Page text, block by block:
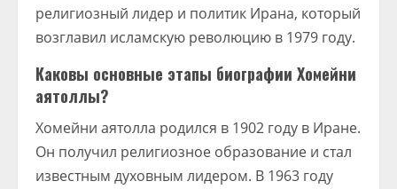
религиозный лидер и политик Ирана, который
возглавил исламскую революцию в 1979 году.
Каковы основные этапы биографии Хомейни
аятоллы?
Хомейни аятолла родился в 1902 году в Иране.
Он получил религиозное образование и стал
известным духовным лидером. В 1963 году